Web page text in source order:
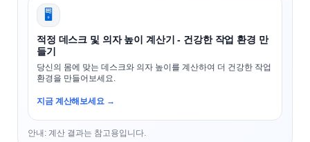
🖥️
적정 데스크 및 의자 높이 계산기 - 건강한 작업 환경 만
들기
당신의 몸에 맞는 데스크와 의자 높이를 계산하여 더 건강한 작업
환경을 만들어보세요.
지금 계산해보세요 →
안내: 계산 결과는 참고용입니다.